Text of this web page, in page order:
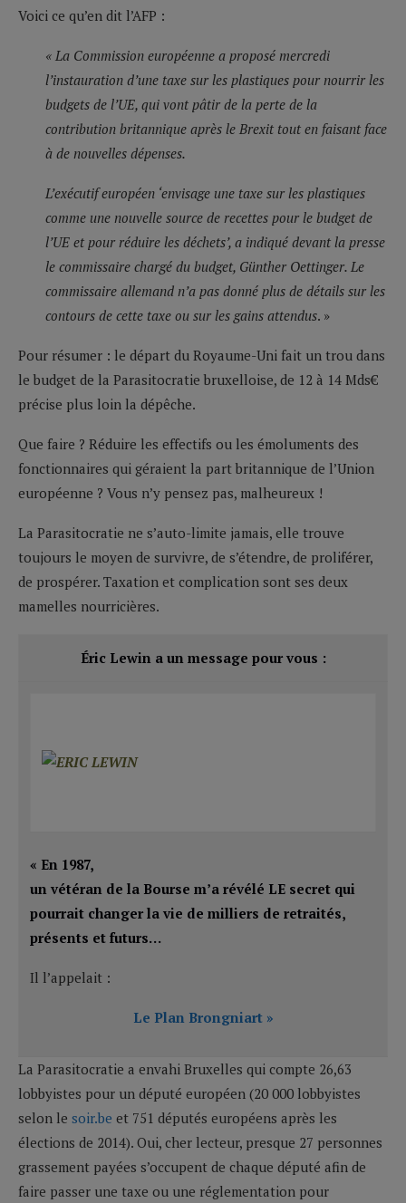
Voici ce qu’en dit l’AFP :
« La Commission européenne a proposé mercredi
l’instauration d’une taxe sur les plastiques pour nourrir les
budgets de l’UE, qui vont pâtir de la perte de la
contribution britannique après le Brexit tout en faisant face
à de nouvelles dépenses.
L’exécutif européen ‘envisage une taxe sur les plastiques
comme une nouvelle source de recettes pour le budget de
l’UE et pour réduire les déchets’, a indiqué devant la presse
le commissaire chargé du budget, Günther Oettinger. Le
commissaire allemand n’a pas donné plus de détails sur les
contours de cette taxe ou sur les gains attendus. »
Pour résumer : le départ du Royaume-Uni fait un trou dans
le budget de la Parasitocratie bruxelloise, de 12 à 14 Mds€
précise plus loin la dépêche.
Que faire ? Réduire les effectifs ou les émoluments des
fonctionnaires qui géraient la part britannique de l’Union
européenne ? Vous n’y pensez pas, malheureux !
La Parasitocratie ne s’auto-limite jamais, elle trouve
toujours le moyen de survivre, de s’étendre, de proliférer,
de prospérer. Taxation et complication sont ses deux
mamelles nourricières.
Éric Lewin a un message pour vous :
« En 1987,
un vétéran de la Bourse m’a révélé LE secret qui
pourrait changer la vie de milliers de retraités,
présents et futurs…
Il l’appelait :
Le Plan Brongniart »
La Parasitocratie a envahi Bruxelles qui compte 26,63
lobbyistes pour un député européen (20 000 lobbyistes
selon le soir.be et 751 députés européens après les
élections de 2014). Oui, cher lecteur, presque 27 personnes
grassement payées s’occupent de chaque député afin de
faire passer une taxe ou une réglementation pour